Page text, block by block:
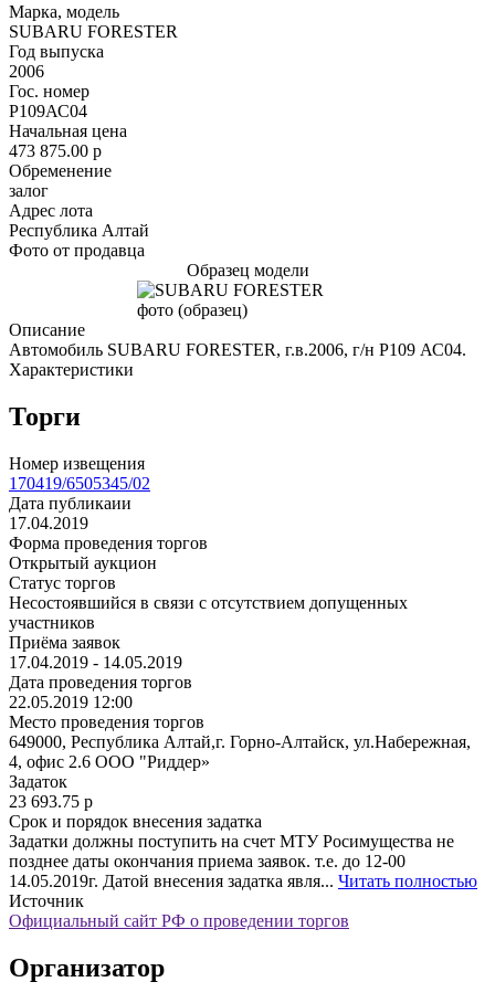
Марка, модель
SUBARU FORESTER
Год выпуска
2006
Гос. номер
Р109АС04
Начальная цена
473 875.00 p
Обременение
залог
Адрес лота
Республика Алтай
Фото от продавца
Образец модели
Описание
Автомобиль SUBARU FORESTER, г.в.2006, г/н Р109 АС04.
Характеристики
Торги
Номер извещения
170419/6505345/02
Дата публикаии
17.04.2019
Форма проведения торгов
Открытый аукцион
Статус торгов
Несостоявшийся в связи с отсутствием допущенных
участников
Приёма заявок
17.04.2019 - 14.05.2019
Дата проведения торгов
22.05.2019 12:00
Место проведения торгов
649000, Республика Алтай,г. Горно-Алтайск, ул.Набережная,
4, офис 2.6 ООО "Риддер»
Задаток
23 693.75 p
Срок и порядок внесения задатка
Задатки должны поступить на счет МТУ Росимущества не
позднее даты окончания приема заявок. т.е. до 12-00
14.05.2019г. Датой внесения задатка явля... Читать полностью
Источник
Официальный сайт РФ о проведении торгов
Организатор